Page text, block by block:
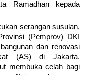
Ramadhan kepada
serangan susulan,
(Pemprov) DKI
dan renovasi
(AS) di Jakarta.
membuka celah bagi